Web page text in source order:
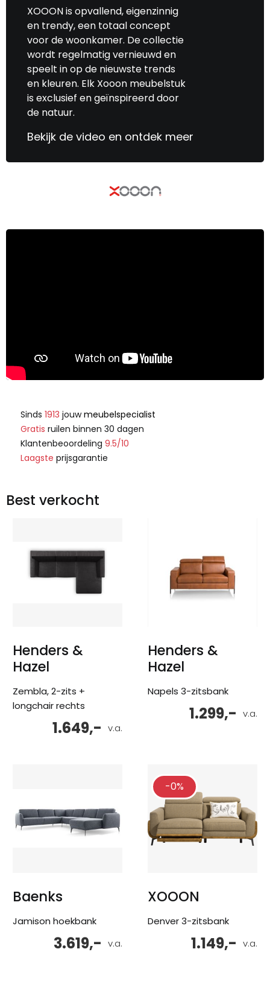
XOOON is opvallend, eigenzinnig
en trendy, een totaal concept
voor de woonkamer. De collectie
wordt regelmatig vernieuwd en
speelt in op de nieuwste trends
en kleuren. Elk Xooon meubelstuk
is exclusief en geïnspireerd door
de natuur.
Bekijk de video en ontdek meer
Sinds 1913 jouwmeubelspecialist
Gratis ruilen binnen 30 dagen
Klantenbeoordeling 9.5/10
Laagste prijsgarantie
Best verkocht
Henders &
Hazel
Zembla, 2-zits +
longchair rechts
v.a.
1.649,-
Henders &
Hazel
Napels 3-zitsbank
v.a.
1.299,-
Baenks
Jamison hoekbank
v.a.
3.619,-
-0%
XOOON
Denver 3-zitsbank
v.a.
1.149,-